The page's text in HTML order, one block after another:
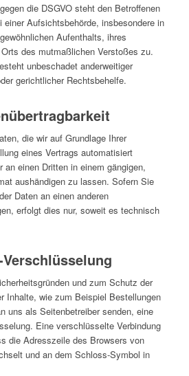
die DSGVO steht den Betroffenen
einer Aufsichtsbehörde, insbesondere in
Aufenthalts, ihres
des mutmaßlichen Verstoßes zu.
unbeschadet anderweitiger
gerichtlicher Rechtsbehelfe.
die wir auf Grundlage Ihrer
eines Vertrags automatisiert
an einen Dritten in einem gängigen,
aushändigen zu lassen. Sofern Sie
Daten an einen anderen
erfolgt dies nur, soweit es technisch
und zum Schutz der
Inhalte, wie zum Beispiel Bestellungen
uns als Seitenbetreiber senden, eine
Eine verschlüsselte Verbindung
die Adresszeile des Browsers von
und an dem Schloss-Symbol in